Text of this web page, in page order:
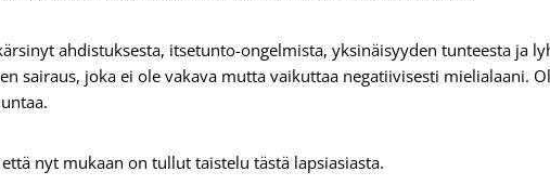
ahdistuksesta, itsetunto-ongelmista, yksinäisyyden tunteesta ja
sairaus, joka ei ole vakava mutta vaikuttaa negatiivisesti mielialaani.
nyt mukaan on tullut taistelu tästä lapsiasiasta.